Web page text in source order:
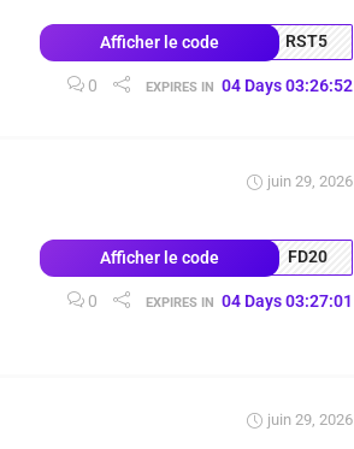
Afficher le code RST5
0 EXPIRES IN 04 Days 03:26:51
juin 29, 2026
Afficher le code FD20
0 EXPIRES IN 04 Days 03:27:00
juin 29, 2026